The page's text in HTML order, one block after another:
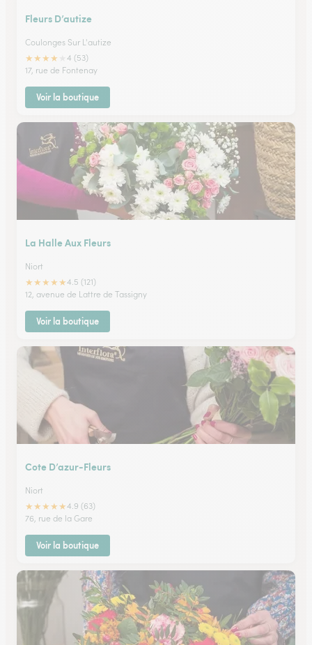
Fleurs D’autize
Coulonges Sur L'autize
★★★★
4 (53)
17, rue de Fontenay
Voir la boutique
La Halle Aux Fleurs
Niort
★★★★★4.5 (121)
12, avenue de Lattre de Tassigny
Voir la boutique
Cote D’azur-Fleurs
Niort
★★★★★4.9 (63)
76, rue de la Gare
Voir la boutique